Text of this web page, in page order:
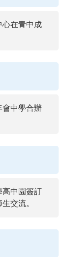
心在青中成
會中學合辦
高中園簽訂
交流。